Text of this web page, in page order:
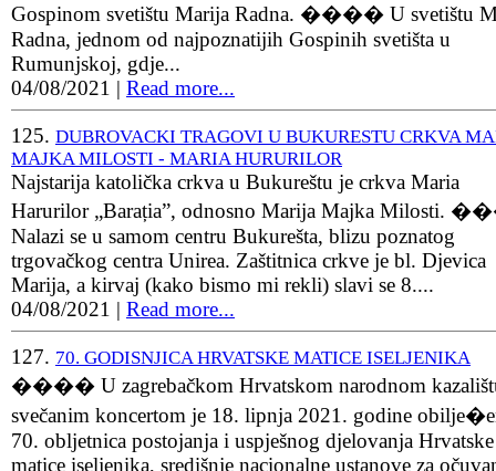
Gospinom svetištu Marija Radna. ���� U svetištu
Radna, jednom od najpoznatijih Gospinih svetišta u
Rumunjskoj, gdje...
04/08/2021 | Read more...
125. DUBROVACKI TRAGOVI U BUKURESTU CRKVA
MAJKA MILOSTI - MARIA HURURILOR
Najstarija katolička crkva u Bukureštu je crkva Maria
Harurilor „Barația”, odnosno Marija Majka Milosti.
Nalazi se u samom centru Bukurešta, blizu poznatog
trgovačkog centra Unirea. Zaštitnica crkve je bl. Djevica
Marija, a kirvaj (kako bismo mi rekli) slavi se 8....
04/08/2021 | Read more...
127. 70. GODISNJICA HRVATSKE MATICE ISELJENIKA
���� U zagrebačkom Hrvatskom narodnom
svečanim koncertom je 18. lipnja 2021. godine
70. obljetnica postojanja i uspješnog djelovanja Hrvatske
matice iseljenika, središnje nacionalne ustanove za